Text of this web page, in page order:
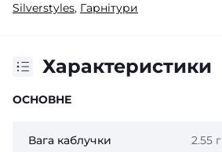
Silverstyles, Гарнітури
Характеристики
ОСНОВНЕ
Вага каблучки 2.55 г